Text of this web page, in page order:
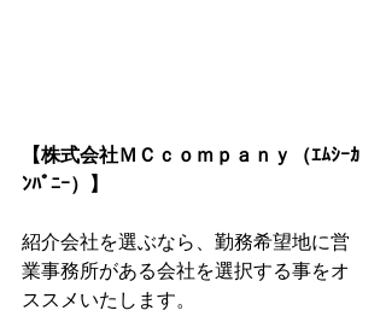
【株式会社ＭＣｃｏｍｐａｎｙ（ｴﾑｼｰｶ
ﾝﾊﾟﾆｰ）】
紹介会社を選ぶなら、勤務希望地に営
業事務所がある会社を選択する事をオ
ススメいたします。